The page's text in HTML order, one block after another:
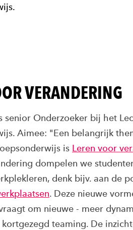
VERANDERING
senior Onderzoeker bij het
Aimee: "Een belangrijk
is Leren voor
dompelen we
denk bijv. aan de
. Deze nieuwe
om nieuwe - meer
kortgezegd teaming. De